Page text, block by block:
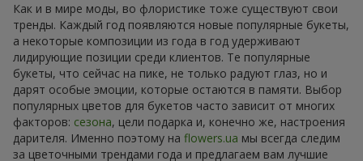
Как и в мире моды, во флористике тоже существуют свои
тренды. Каждый год появляются новые популярные букеты,
а некоторые композиции из года в год удерживают
лидирующие позиции среди клиентов. Те популярные
букеты, что сейчас на пике, не только радуют глаз, но и
дарят особые эмоции, которые остаются в памяти. Выбор
популярных цветов для букетов часто зависит от многих
факторов: сезона, цели подарка и, конечно же, настроения
дарителя. Именно поэтому на flowers.ua мы всегда следим
за цветочными трендами года и предлагаем вам лучшие